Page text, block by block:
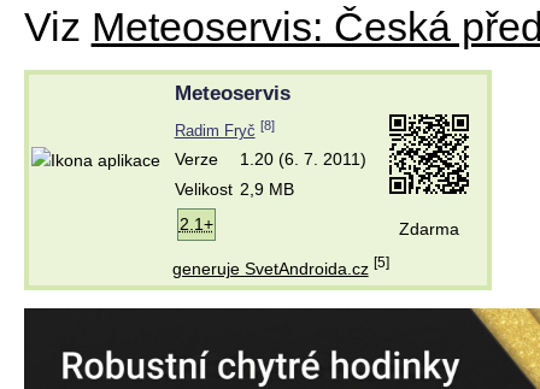
Viz Meteoservis: Česká
Meteoservis
Radim Fryč [8]
Verze
1.20 (6. 7. 2011)
Velikost 2,9 MB
2.1+
Zdarma
generuje SvetAndroida.cz [5]